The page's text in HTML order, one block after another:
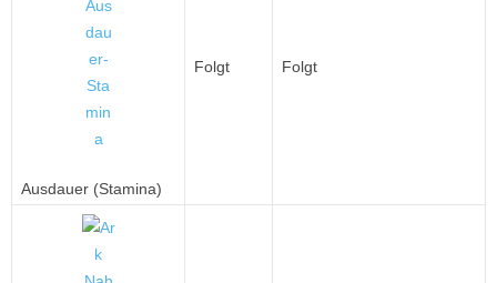
Ausdauer (Stamina)
Folgt Folgt